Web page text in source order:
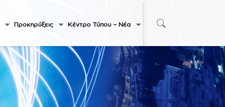
Προκηρύξεις Κέντρο Τύπου – Νέα